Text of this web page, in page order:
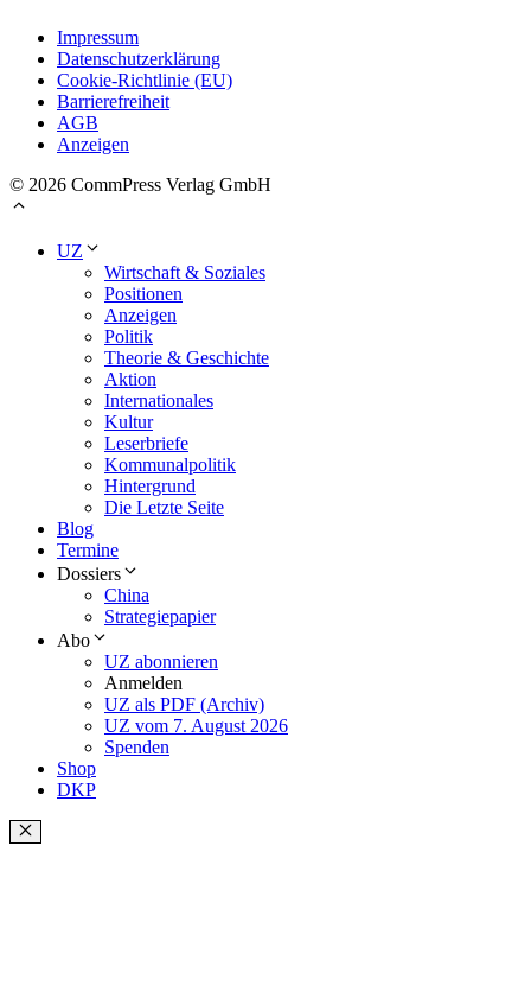
Impressum
Datenschutzerklärung
Cookie-Richtlinie (EU)
Barrierefreiheit
AGB
Anzeigen
© 2026 CommPress Verlag GmbH
UZ
Wirtschaft & Soziales
Positionen
Anzeigen
Politik
Theorie & Geschichte
Aktion
Internationales
Kultur
Leserbriefe
Kommunalpolitik
Hintergrund
Die Letzte Seite
Blog
Termine
Dossiers
China
Strategiepapier
Abo
UZ abonnieren
Anmelden
UZ als PDF (Archiv)
UZ vom 7. August 2026
Spenden
Shop
DKP
Schließen